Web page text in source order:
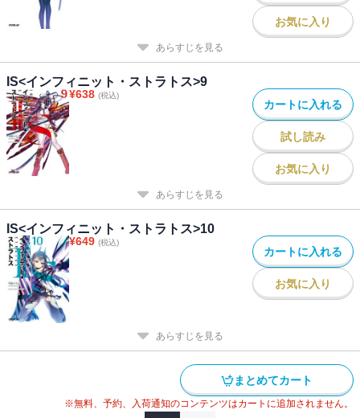
お気に入り
あらすじを見る
IS<インフィニット・ストラトス>9
¥638 (税込)
カートに入れる
試し読み
お気に入り
あらすじを見る
IS<インフィニット・ストラトス>10
¥649 (税込)
カートに入れる
お気に入り
あらすじを見る
まとめてカート
※無料、予約、入荷通知のコンテンツはカートに追加されません。